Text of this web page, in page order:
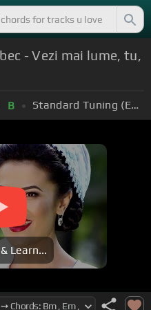
- Vezi mai lume, tu,
B Standard Tuning (EADGBE)
Learn...